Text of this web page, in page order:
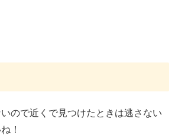
ので近くで見つけたときは逃さない
！